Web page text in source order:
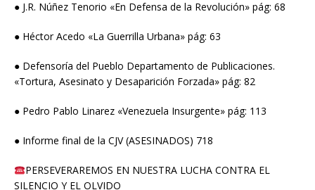
● J.R. Núñez Tenorio «En Defensa de la Revolución» pág: 68
● Héctor Acedo «La Guerrilla Urbana» pág: 63
● Defensoría del Pueblo Departamento de Publicaciones.
«Tortura, Asesinato y Desaparición Forzada» pág: 82
● Pedro Pablo Linarez «Venezuela Insurgente» pág: 113
● Informe final de la CJV (ASESINADOS) 718
PERSEVERAREMOS EN NUESTRA LUCHA CONTRA EL
SILENCIO Y EL OLVIDO